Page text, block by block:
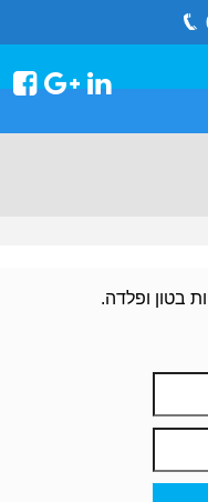
בטון ופלדה.